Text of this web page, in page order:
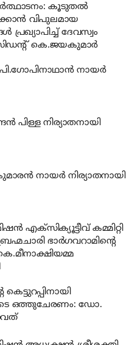
കൂടുതല്‍
വിപുലമായ
പ്രഖ്യാപിച്ച് ദേവസ്വം
കെ.ജയകുമാര്‍
നായര്‍
പിള്ള നിര്യാതനായി
നായര്‍ നിര്യാതനായി
എക്‌സിക്യൂട്ടീവ് കമ്മിറ്റി
ഭാര്‍ഗവറാമിന്റെ
കെട്ടുറപ്പിനായി
ഒത്തുചേരണം: ഡോ.